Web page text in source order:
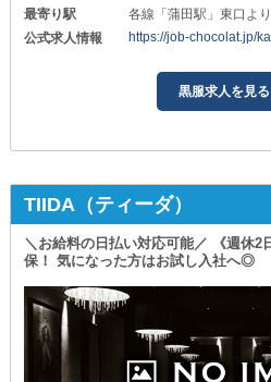
最寄り駅
各線「蒲田駅」東口よ
公式求人情報
https://job-chocolat.jp/
黒服求人を見
TIIDA（ティーダ）
＼お給料の日払い対応可能／ 《週休2
保！ 気になった方はお試し入社へ◎